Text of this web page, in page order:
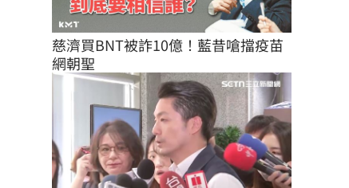
慈濟買BNT被詐10億！藍昔嗆擋疫苗
網朝聖